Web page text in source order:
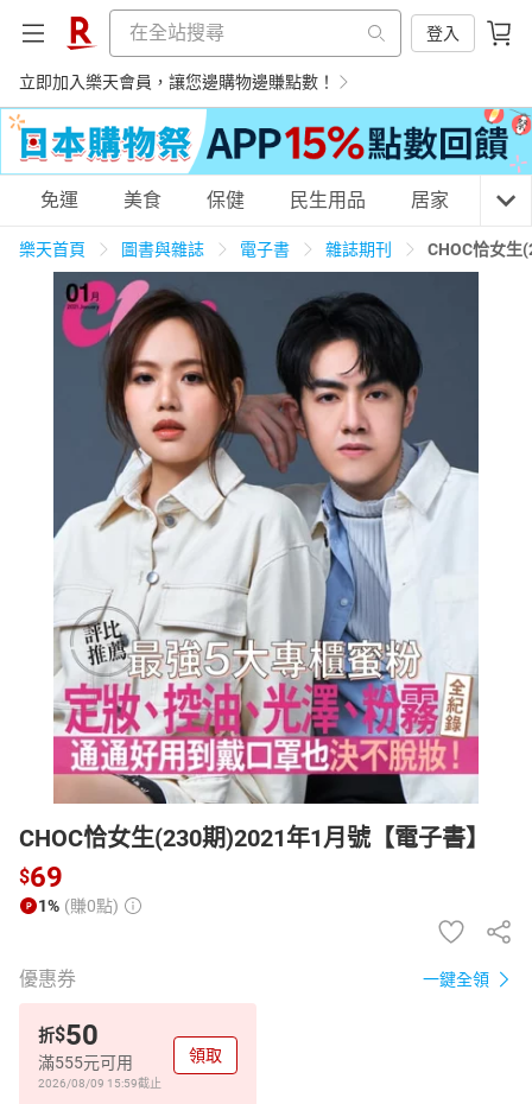
登入
立即加入樂天會員，讓您邊購物邊賺點數！
購物網分類
天天免運 美食蛋糕 養生保健
居家生活 3C家電 運動休閒
女裝 男裝 化妝保養 情趣用品
日本購物 電子/紙本書
HOT
免運 美食 保健 民生用品 居家 3C
樂天首頁 圖書與雜誌 電子書 雜誌期刊 CHOC恰女生
CHOC恰女生(230期)2021年1月號【電子書】
$69
1% (賺0點)
優惠券 一鍵全領
折$50
滿555元可用
2026/08/09 15:59截止
領取